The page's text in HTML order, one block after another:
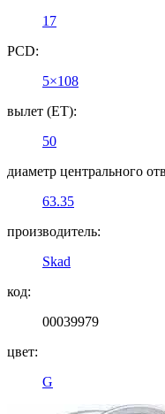
17
PCD:
5×108
вылет (ET):
50
диаметр центрального
63.35
производитель:
Skad
код:
00039979
цвет:
G